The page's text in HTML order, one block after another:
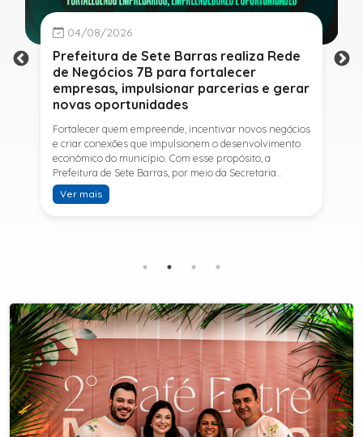
04/08/2026
Prefeitura de Sete Barras realiza Rede
de Negócios 7B para fortalecer
empresas, impulsionar parcerias e gerar
novas oportunidades
Fortalecer quem empreende, incentivar novos negócios
e criar conexões que impulsionem o desenvolvimento
econômico do município. Com esse propósito, a
Prefeitura de Sete Barras, por meio da Secretaria
Municipal de Turismo e Desenvolvimento Econômico,
promove na próxima terça-feira (11) a Rede de Negócios
telecomunicações e fundador da empresa Seu
Consultor, que compartilhará estratégias para
aumentar resultados, fortalecer relacionamentos
comerciais e ampliar as oportunidades de
negócios.Para a Secretária Municipal de Turismo e
Desenvolvimento Econômico, Edna Carvalho, a Rede de
Negócios 7B representa mais uma iniciativa da gestão
do Prefeito Ítalo Costa para fortalecer o
empreendedorismo e incentivar o crescimento das
Ver mais